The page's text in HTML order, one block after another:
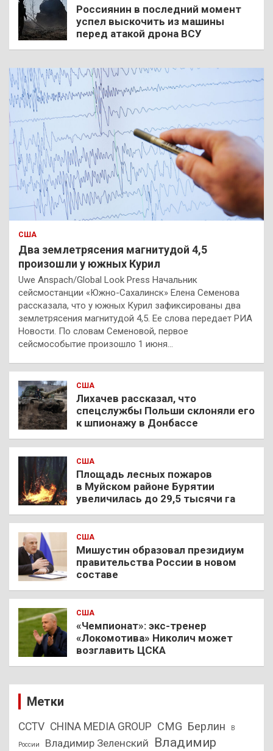
Россиянин в последний момент
успел выскочить из машины
перед атакой дрона ВСУ
США
Два землетрясения магнитудой 4,5
произошли у южных Курил
Uwe Anspach/Global Look Press Начальник
сейсмостанции «Южно-Сахалинск» Елена Семенова
рассказала, что у южных Курил зафиксированы два
землетрясения магнитудой 4,5. Ее слова передает РИА
Новости. По словам Семеновой, первое
сейсмособытие произошло 1 июня…
США
Лихачев рассказал, что
спецслужбы Польши склоняли его
к шпионажу в Донбассе
США
Площадь лесных пожаров
в Муйском районе Бурятии
увеличилась до 29,5 тысячи га
США
Мишустин образовал президиум
правительства России в новом
составе
США
«Чемпионат»: экс-тренер
«Локомотива» Николич может
возглавить ЦСКА
Метки
CCTV CHINA MEDIA GROUP CMG Берлин В
России Владимир Зеленский Владимир